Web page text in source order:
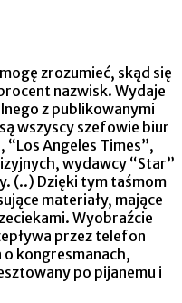
zrozumieć, skąd się
nazwisk. Wydaje
z publikowanymi
wszyscy szefowie biur
Angeles Times”,
wydawcy “Star”
(..) Dzięki tym taśmom
materiały, mające
Wyobraźcie
przez telefon
kongresmanach,
po pijanemu i